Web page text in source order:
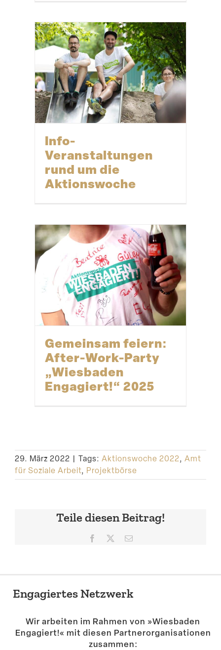
Info-
Veranstaltungen
rund um die
Aktionswoche
Gemeinsam feiern:
After-Work-Party
„Wiesbaden
Engagiert!“ 2025
29. März 2022 | Tags: Aktionswoche 2022, Amt
für Soziale Arbeit, Projektbörse
Teile diesen Beitrag!
Facebook E-
Engagiertes Netzwerk
Wir arbeiten im Rahmen von »Wiesbaden
Engagiert!« mit diesen Partner­or­ga­ni­sa­tionen
zusammen: